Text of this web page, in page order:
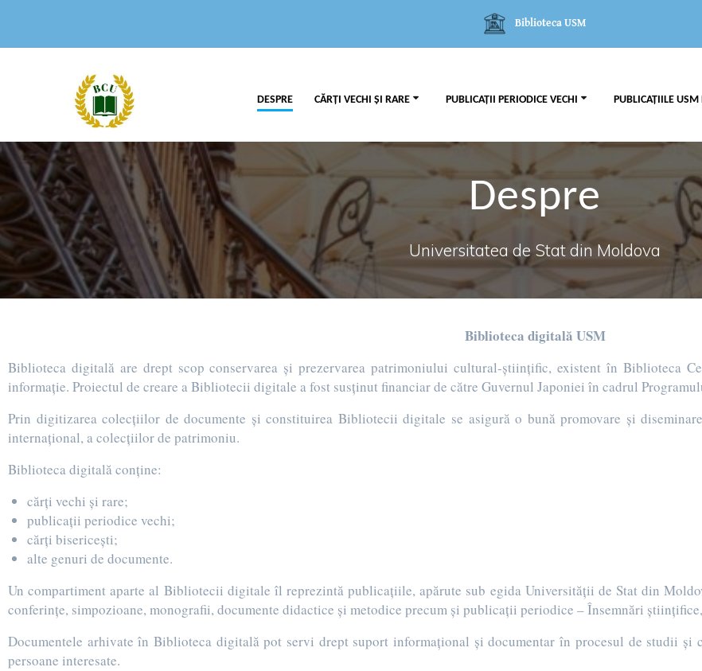
Biblioteca USM
DESPRE CĂRȚI VECHI ȘI RARE PUBLICAȚII PERIODICE VECHI PUBLICAȚIILE
Despre
Universitatea de Stat din Moldova
Biblioteca digitală USM
Biblioteca digitală are drept scop conservarea şi prezervarea patrimoniului cultural-științific, existent în Biblioteca
informaţie. Proiectul de creare a Bibliotecii digitale a fost susținut financiar de către Guvernul Japoniei în cadrul
Prin digitizarea colecţiilor de documente şi constituirea Bibliotecii digitale se asigură o bună promovare și
internaţional, a colecţiilor de patrimoniu.
Biblioteca digitală conține:
cărți vechi și rare;
publicații periodice vechi;
cărți bisericești;
alte genuri de documente.
Un compartiment aparte al Bibliotecii digitale îl reprezintă publicațiile, apărute sub egida Universității de Stat din
conferințe, simpozioane, monografii, documente didactice și metodice precum și publicații periodice – Însemnări
Documentele arhivate în Biblioteca digitală pot servi drept suport informațional și documentar în procesul de studii și
persoane interesate.